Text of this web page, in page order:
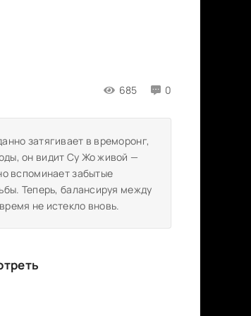
685 0
затягивает в времоронг,
он видит Су Жо живой —
вспоминает забытые
Теперь, балансируя между
не истекло вновь.